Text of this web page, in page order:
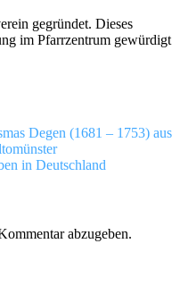
gegründet. Dieses
im Pfarrzentrum gewürdigt
Degen (1681 – 1753) aus
in Deutschland
abzugeben.